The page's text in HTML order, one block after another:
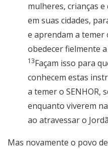
mulheres, crianças
em suas cidades,
e aprendam a temer
obedecer fielmente
13Façam isso para
conhecem estas
a temer o SENHOR,
enquanto viverem
ao atravessar o
Mas novamente o povo